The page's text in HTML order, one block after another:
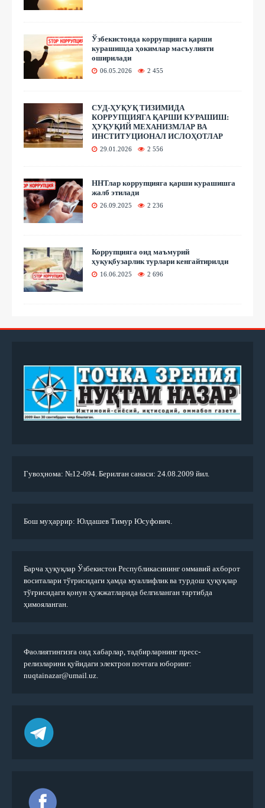
Ўзбекистонда коррупцияга қарши
курашишда ҳокимлар масъулияти
оширилади
06.05.2026 2 455
СУД-ҲУҚУҚ ТИЗИМИДА
КОРРУПЦИЯГА ҚАРШИ КУРАШИШ:
ҲУҚУҚИЙ МЕХАНИЗМЛАР ВА
ИНСТИТУЦИОНАЛ ИСЛОҲОТЛАР
29.01.2026 2 556
ННТлар коррупцияга қарши курашишга
жалб этилади
26.09.2025 2 236
Коррупцияга оид маъмурий
ҳуқуқбузарлик турлари кенгайтирилди
16.06.2025 2 696
Гувоҳнома: №12-094. Берилган санаси: 24.08.2009 йил.
Бош муҳаррир: Юлдашев Тимур Юсуфович.
Барча ҳуқуқлар Ўзбекистон Республикасининг оммавий ахборот
воситалари тўғрисидаги ҳамда муаллифлик ва турдош ҳуқуқлар
тўғрисидаги қонун ҳужжатларида белгиланган тартибда
ҳимояланган.
Фаолиятингизга оид хабарлар, тадбирларнинг пресс-
релизларини қуйидаги электрон почтага юборинг:
nuqtainazar@umail.uz.